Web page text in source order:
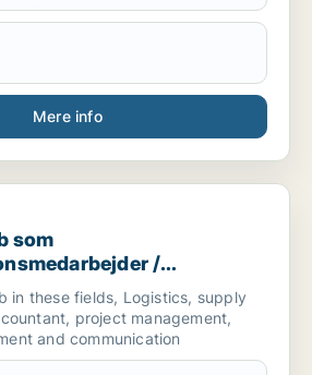
Mere info
kommunikationsmedarbejder /
som
/
/
/
/ revisor
in these fields, Logistics, supply
project management,
and communication